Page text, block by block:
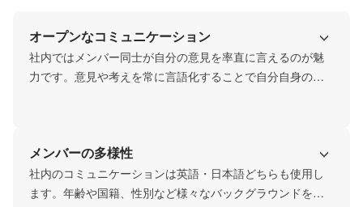
オープンなコミュニケーション
社内ではメンバー同士が自分の意見を率直に言えるのが魅
力です。意見や考えを常に言語化することで自分自身のア
メンバーの多様性
社内のコミュニケーションは英語・日本語どちらも使用し
ます。年齢や国籍、性別など様々なバックグラウンドを持